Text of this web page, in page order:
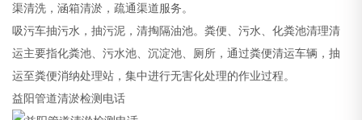
渠清洗，涵箱清淤，疏通渠道服务。
吸污车抽污水，抽污泥，清掏隔油池。粪便、污水、化粪池清理清
运主要指化粪池、污水池、沉淀池、厕所，通过粪便清运车辆，抽
运至粪便消纳处理站，集中进行无害化处理的作业过程。
益阳管道清淤检测电话